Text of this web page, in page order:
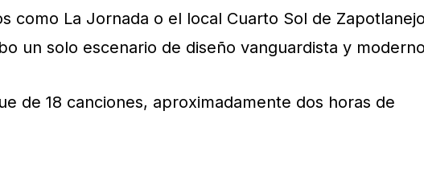
como La Jornada o el local Cuarto Sol de
un solo escenario de diseño vanguardista y
de 18 canciones, aproximadamente dos horas de